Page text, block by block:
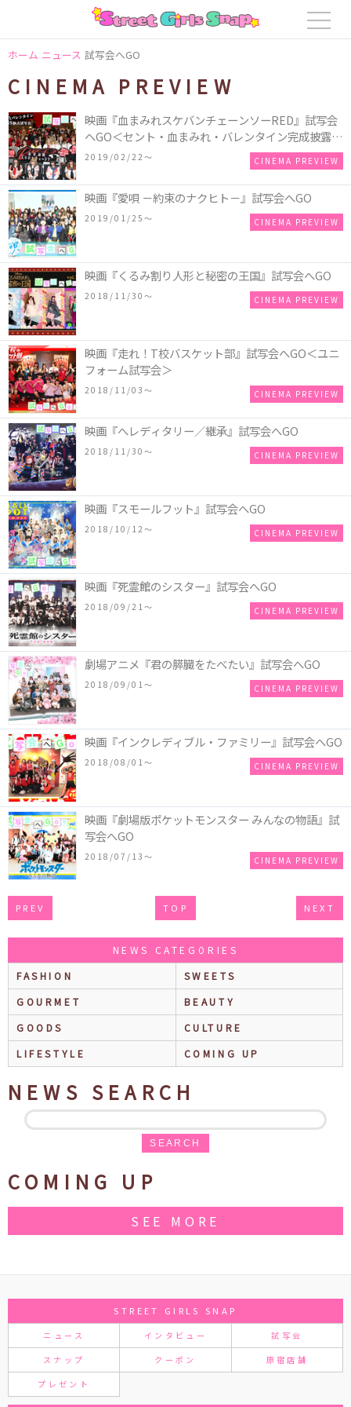
ホーム ニュース 試写会へGO
CINEMA PREVIEW
映画『血まみれスケバンチェーンソーRED』試写会
へGO＜セント・血まみれ・バレンタイン完成披露試
写会＞
2019/02/22〜 CINEMA PREVIEW
映画『愛唄 －約束のナクヒト－』試写会へGO
2019/01/25〜 CINEMA PREVIEW
映画『くるみ割り人形と秘密の王国』試写会へGO
2018/11/30〜 CINEMA PREVIEW
映画『走れ！T校バスケット部』試写会へGO＜ユニ
フォーム試写会＞
2018/11/03〜 CINEMA PREVIEW
映画『へレディタリー／継承』試写会へGO
2018/11/30〜 CINEMA PREVIEW
映画『スモールフット』試写会へGO
2018/10/12〜 CINEMA PREVIEW
映画『死霊館のシスター』試写会へGO
2018/09/21〜 CINEMA PREVIEW
劇場アニメ『君の膵臓をたべたい』試写会へGO
2018/09/01〜 CINEMA PREVIEW
映画『インクレディブル・ファミリー』試写会へGO
2018/08/01〜 CINEMA PREVIEW
映画『劇場版ポケットモンスター みんなの物語』試
写会へGO
2018/07/13〜 CINEMA PREVIEW
PREV TOP NEXT
NEWS CATEGORIES
FASHION
SWEETS
GOURMET
BEAUTY
GOODS
CULTURE
LIFESTYLE
COMING UP
NEWS SEARCH
SEARCH
COMING UP
SEE MORE
STREET GIRLS SNAP
ニュース インタビュー 試写会
スナップ クーポン 原宿店舗
プレゼント